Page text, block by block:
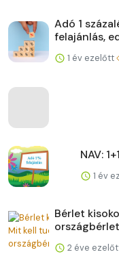
Adó 1
felajánlás,
1 év ezelőtt
NAV:
1 év
Bérlet
2 éve